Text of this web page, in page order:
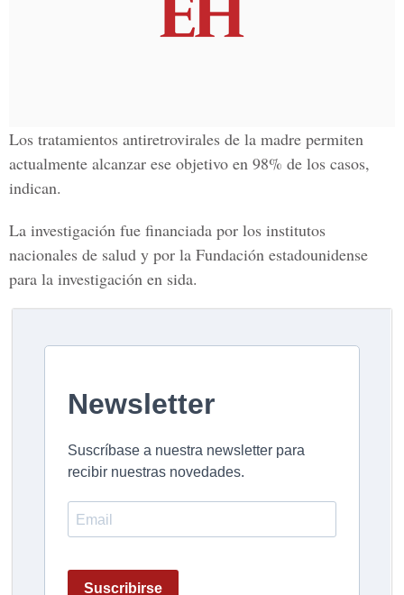
Los tratamientos antiretrovirales de la madre permiten
actualmente alcanzar ese objetivo en 98% de los casos,
indican.
La investigación fue financiada por los institutos
nacionales de salud y por la Fundación estadounidense
para la investigación en sida.